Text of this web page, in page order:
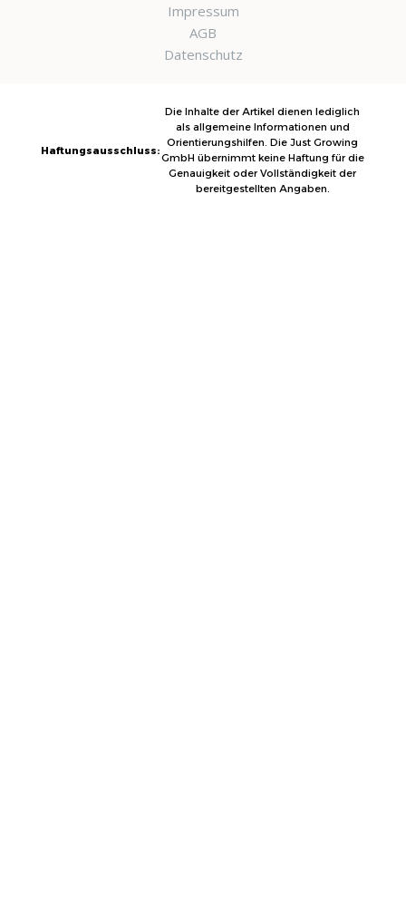
Impressum
AGB
Datenschutz
Haftungsausschluss:
Die Inhalte der Artikel dienen lediglich
als allgemeine Informationen und
Orientierungshilfen. Die Just Growing
GmbH übernimmt keine Haftung für die
Genauigkeit oder Vollständigkeit der
bereitgestellten Angaben.